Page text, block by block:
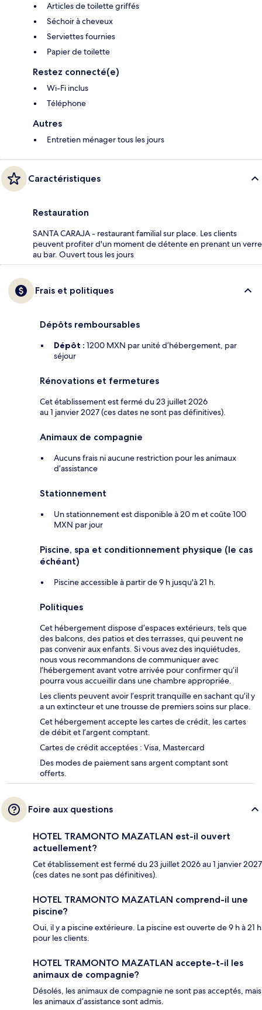
Articles de toilette griffés
Séchoir à cheveux
Serviettes fournies
Papier de toilette
Restez connecté(e)
Wi-Fi inclus
Téléphone
Autres
Entretien ménager tous les jours
Caractéristiques
Restauration
SANTA CARAJA - restaurant familial sur place. Les clients
peuvent profiter d'un moment de détente en prenant un verre
au bar. Ouvert tous les jours
Frais et politiques
Dépôts remboursables
Dépôt : 1200 MXN par unité d’hébergement, par
séjour
Rénovations et fermetures
Cet établissement est fermé du 23 juillet 2026
au 1 janvier 2027 (ces dates ne sont pas définitives).
Animaux de compagnie
Aucuns frais ni aucune restriction pour les animaux
d’assistance
Stationnement
Un stationnement est disponible à 20 m et coûte 100
MXN par jour
Piscine, spa et conditionnement physique (le cas
échéant)
Piscine accessible à partir de 9 h jusqu'à 21 h.
Politiques
Cet hébergement dispose d’espaces extérieurs, tels que
des balcons, des patios et des terrasses, qui peuvent ne
pas convenir aux enfants. Si vous avez des inquiétudes,
nous vous recommandons de communiquer avec
l’hébergement avant votre arrivée pour confirmer qu’il
pourra vous accueillir dans une chambre appropriée.
Les clients peuvent avoir l’esprit tranquille en sachant qu’il y
a un extincteur et une trousse de premiers soins sur place.
Cet hébergement accepte les cartes de crédit, les cartes
de débit et l’argent comptant.
Cartes de crédit acceptées : Visa, Mastercard
Des modes de paiement sans argent comptant sont
offerts.
Foire aux questions
HOTEL TRAMONTO MAZATLAN est-il ouvert
actuellement?
Cet établissement est fermé du 23 juillet 2026 au 1 janvier 2027
(ces dates ne sont pas définitives).
HOTEL TRAMONTO MAZATLAN comprend-il une
piscine?
Oui, il y a piscine extérieure. La piscine est ouverte de 9 h à 21 h
pour les clients.
HOTEL TRAMONTO MAZATLAN accepte-t-il les
animaux de compagnie?
Désolés, les animaux de compagnie ne sont pas acceptés, mais
les animaux d’assistance sont admis.